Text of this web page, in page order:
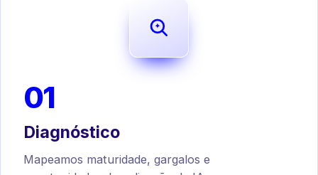
01
Diagnóstico
Mapeamos maturidade, gargalos e